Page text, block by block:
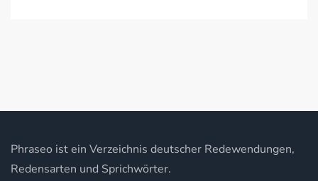
Phraseo ist ein Verzeichnis deutscher Redewendungen,
Redensarten und Sprichwörter.